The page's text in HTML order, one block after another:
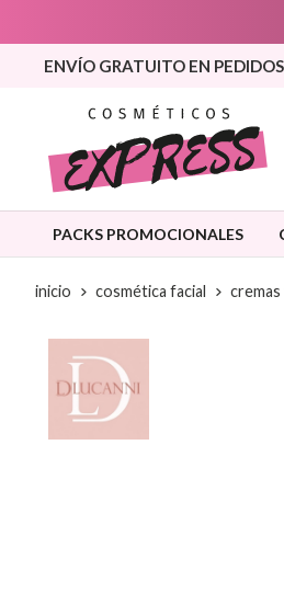
ENVÍO GRATUITO EN
PACKS PROMOCIONALES
inicio cosmética facial cremas